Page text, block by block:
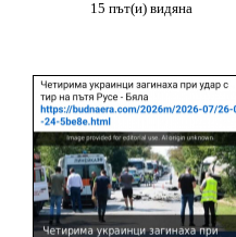
15 път(и) видяна